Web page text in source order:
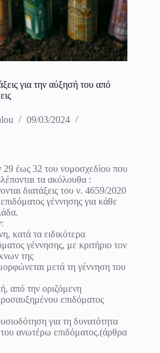
για την αύξησή του από
09/03/2024
29 έως 32 του νομοσχεδίου που
τα ακόλουθα :
διατάξεις του ν. 4659/2020
γέννησης για κάθε
κατά τα ειδικότερα
γέννησης, με κριτήριο τον
της
μετά τη γέννηση του
από την οριζόμενη
επιδόματος
για τη δυνατότητα
ανωτέρω επιδόματος.(άρθρα